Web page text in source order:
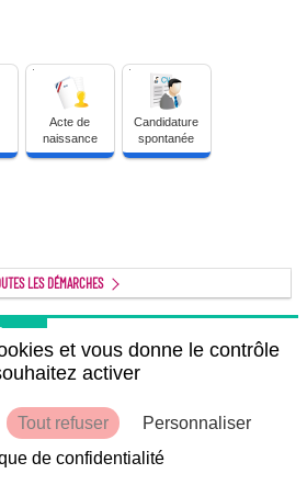
Acte
naissance
Acte de
naissance
Candidature
spontanée
Candidature
spontanée
LES DÉMARCHES
et vous donne le contrôle
activer
Tout refuser
Personnaliser
de confidentialité